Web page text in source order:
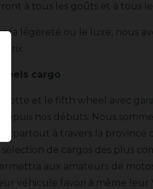
à tous les goûts et à tous
la légèreté ou le luxe, nous
prix.
cargo
et le fifth wheel avec
nos débuts. Nous
partout à travers la province
de cargos des plus
aux amateurs de
véhicule favori à même leur